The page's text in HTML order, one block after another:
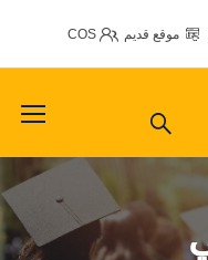
موقع قديم COS